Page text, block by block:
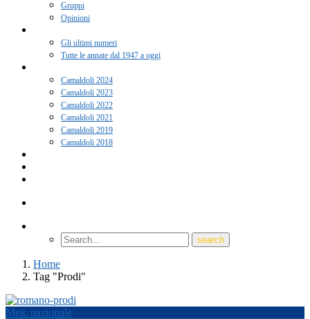
Gruppi
Opinioni
Gli ultimi numeri
Tutte le annate dal 1947 a oggi
Camaldoli 2024
Camaldoli 2023
Camaldoli 2022
Camaldoli 2021
Camaldoli 2019
Camaldoli 2018
Home
Tag "Prodi"
Meic nazionale